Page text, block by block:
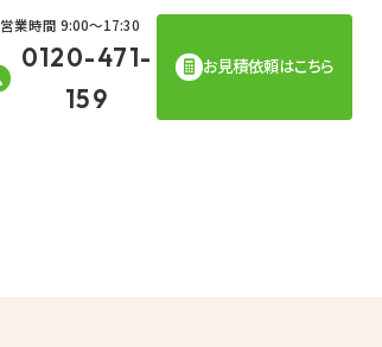
営業時間 9:00〜17:30
0120-471-
159
お見積依頼はこちら